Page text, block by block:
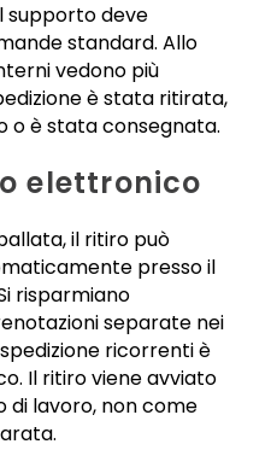
supporto deve
standard. Allo
vedono più
è stata ritirata,
o è stata consegnata.
elettronico
il ritiro può
presso il
risparmiano
separate nei
ricorrenti è
Il ritiro viene avviato
lavoro, non come